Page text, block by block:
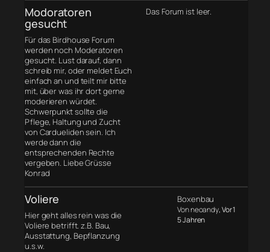
Modoratoren
gesucht
Für das Birdhouse Forum
werden noch Moderatoren
gesucht. Lust darauf, dann
schreib mir, oder meldet Euch
einfach an und teilt mir bitte
mit, über was ihr dort gerne
moderieren würdet.
Schwerpunkt sollte die
Pflege, Haltung und Zucht
von Cardueliden sein. Ich
werde dann die
entsprechenden Rechte
vergeben. Liebe Grüsse
Konrad
Das Forum ist leer.
Voliere
Hier geht alles rein was die
Voliere betrifft. z.B. Bau,
Ausstattung, Bepflanzung
u.s.w.
Boxenbau
Von neoandy, Vor 1
5 Jahren